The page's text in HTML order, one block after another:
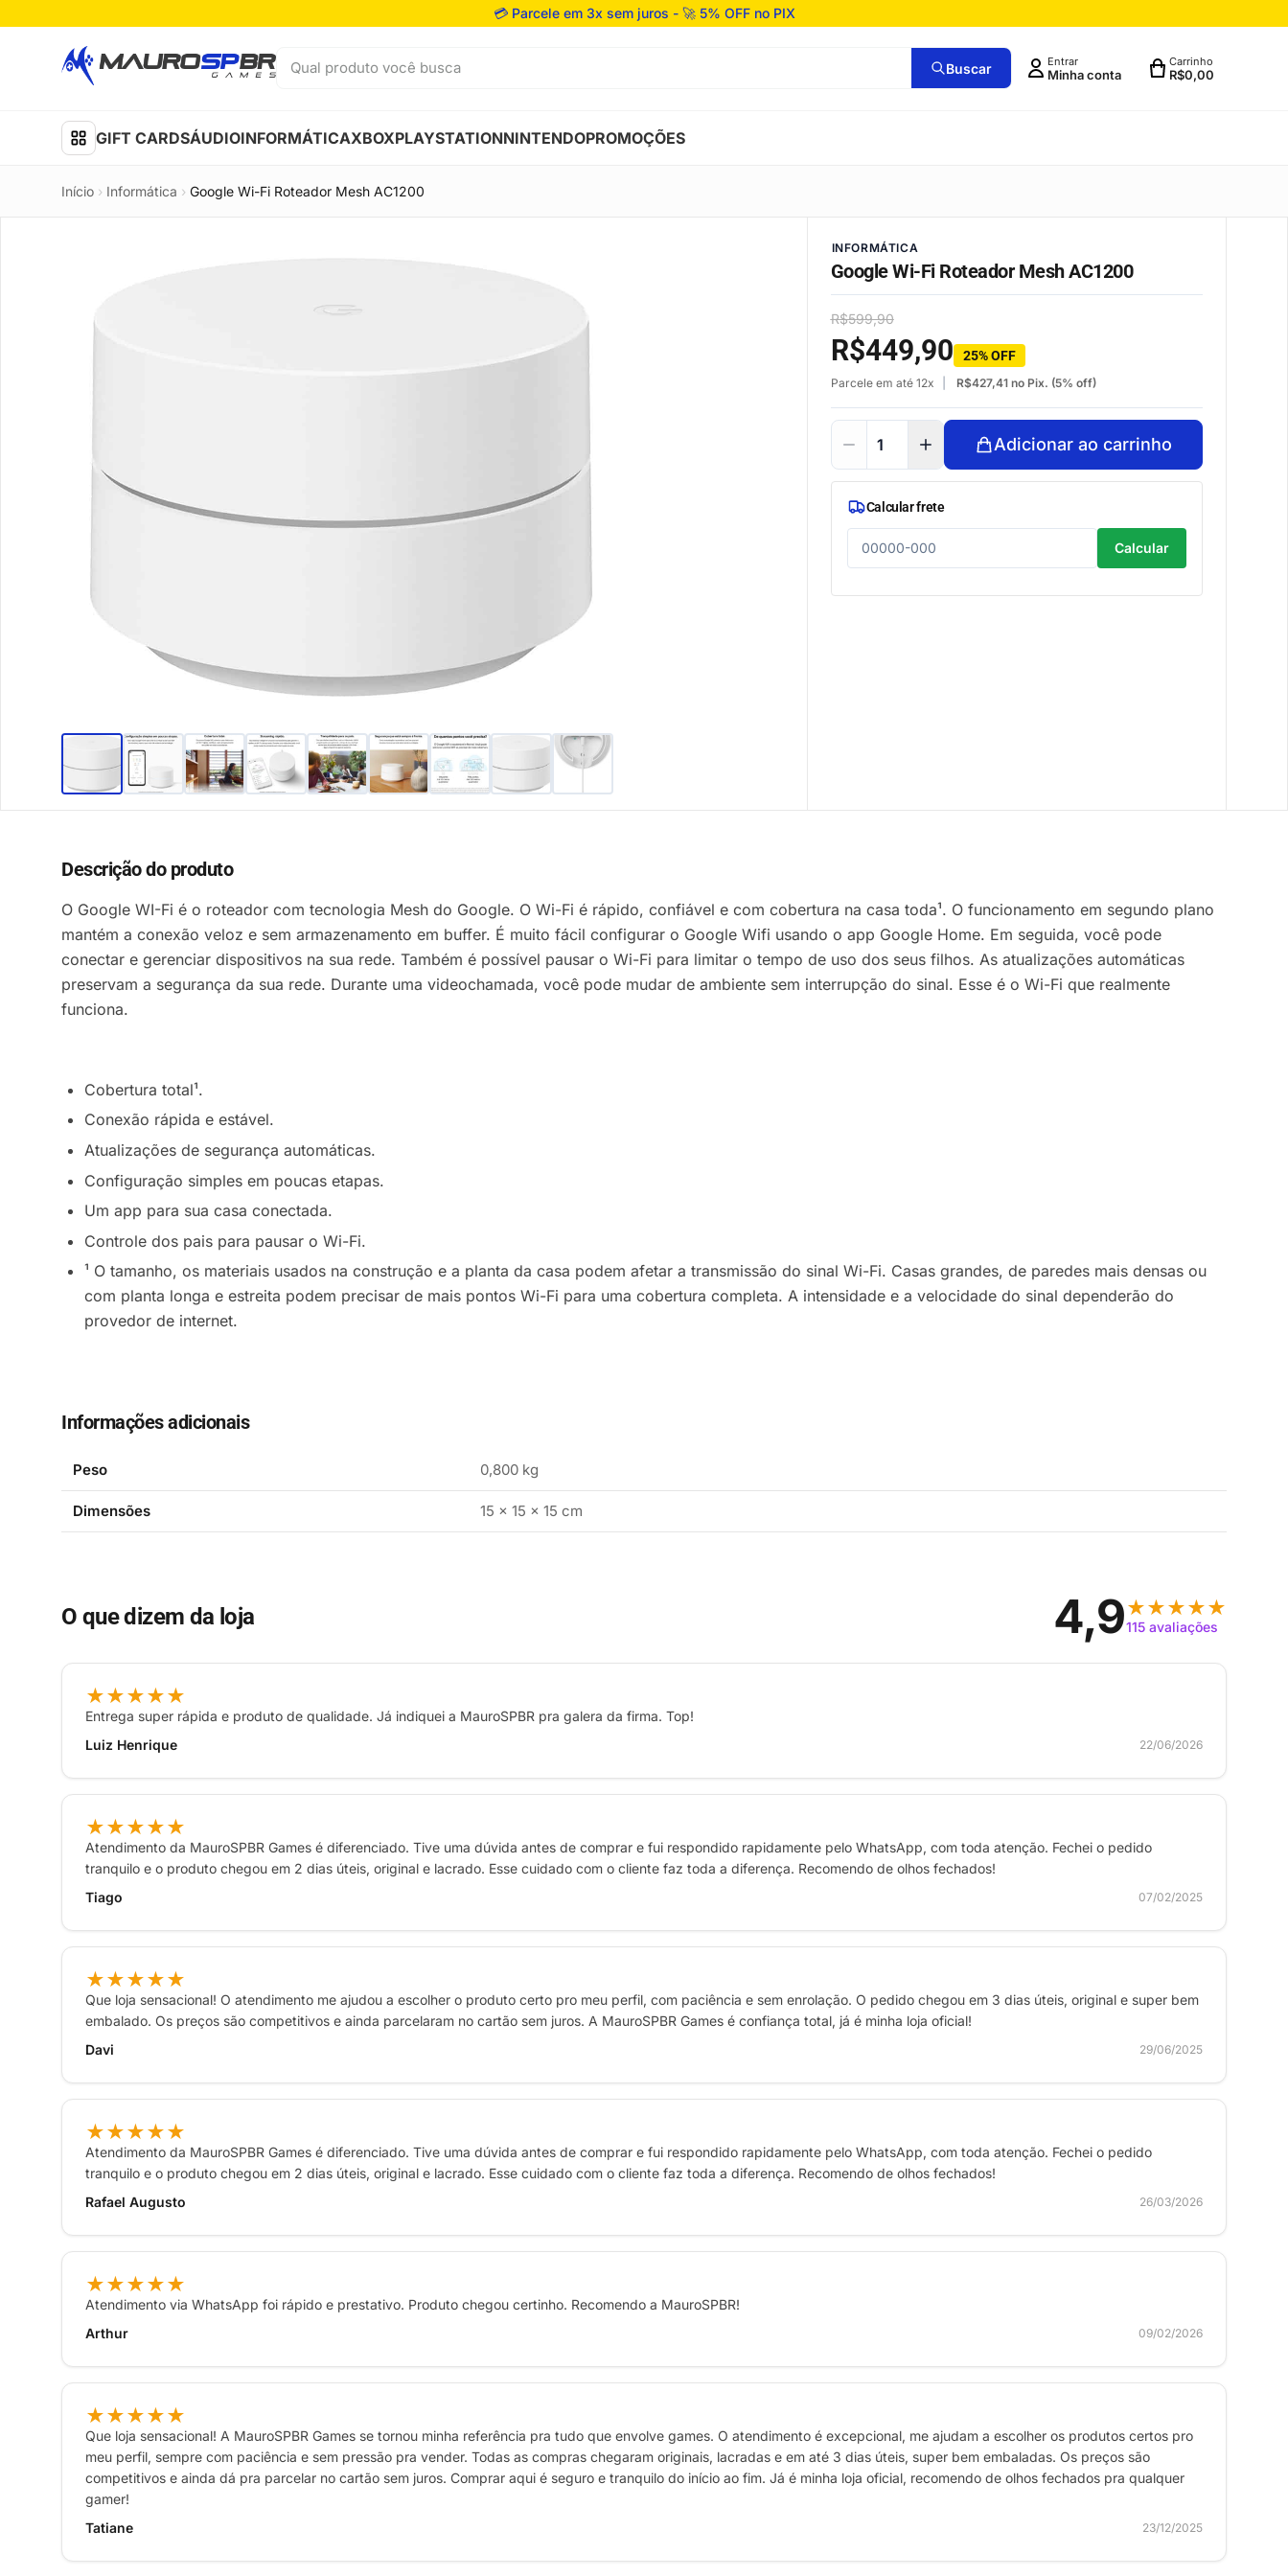
💳 Parcele em 3x sem juros - 🚀 5% OFF no PIX
Qual produto você busca Buscar Entrar
Minha conta
Carrinho
R$0,00
GIFT CARDSÁUDIOINFORMÁTICAXBOXPLAYSTATIONNINTENDOPROMOÇÕES
Início › Informática › Google Wi-Fi Roteador Mesh AC1200
INFORMÁTICA
Google Wi-Fi Roteador Mesh AC1200
R$599,90
R$449,90 25% OFF
Parcele em até 12x R$427,41no Pix. (5% off)
Adicionar ao carrinho
Calcular frete
Calcular
Descrição do produto
O Google WI-Fi é o roteador com tecnologia Mesh do Google. O Wi-Fi é rápido, confiável e com cobertura na casa toda¹. O funcionamento em segundo plano
mantém a conexão veloz e sem armazenamento em buffer. É muito fácil configurar o Google Wifi usando o app Google Home. Em seguida, você pode
conectar e gerenciar dispositivos na sua rede. Também é possível pausar o Wi-Fi para limitar o tempo de uso dos seus filhos. As atualizações automáticas
preservam a segurança da sua rede. Durante uma videochamada, você pode mudar de ambiente sem interrupção do sinal. Esse é o Wi-Fi que realmente
funciona.
Cobertura total¹.
Conexão rápida e estável.
Atualizações de segurança automáticas.
Configuração simples em poucas etapas.
Um app para sua casa conectada.
Controle dos pais para pausar o Wi-Fi.
¹ O tamanho, os materiais usados na construção e a planta da casa podem afetar a transmissão do sinal Wi-Fi. Casas grandes, de paredes mais densas ou
com planta longa e estreita podem precisar de mais pontos Wi-Fi para uma cobertura completa. A intensidade e a velocidade do sinal dependerão do
provedor de internet.
Informações adicionais
Peso 0,800 kg
Dimensões 15 × 15 × 15 cm
O que dizem da loja 4,9★★★★★
115 avaliações
★★★★★
Entrega super rápida e produto de qualidade. Já indiquei a MauroSPBR pra galera da firma. Top!
Luiz Henrique
22/06/2026
★★★★★
Atendimento da MauroSPBR Games é diferenciado. Tive uma dúvida antes de comprar e fui respondido rapidamente pelo WhatsApp, com toda atenção. Fechei o pedido
tranquilo e o produto chegou em 2 dias úteis, original e lacrado. Esse cuidado com o cliente faz toda a diferença. Recomendo de olhos fechados!
Tiago
07/02/2025
★★★★★
Que loja sensacional! O atendimento me ajudou a escolher o produto certo pro meu perfil, com paciência e sem enrolação. O pedido chegou em 3 dias úteis, original e super bem
embalado. Os preços são competitivos e ainda parcelaram no cartão sem juros. A MauroSPBR Games é confiança total, já é minha loja oficial!
Davi
29/06/2025
★★★★★
Atendimento da MauroSPBR Games é diferenciado. Tive uma dúvida antes de comprar e fui respondido rapidamente pelo WhatsApp, com toda atenção. Fechei o pedido
tranquilo e o produto chegou em 2 dias úteis, original e lacrado. Esse cuidado com o cliente faz toda a diferença. Recomendo de olhos fechados!
Rafael Augusto
26/03/2026
★★★★★
Atendimento via WhatsApp foi rápido e prestativo. Produto chegou certinho. Recomendo a MauroSPBR!
Arthur
09/02/2026
★★★★★
Que loja sensacional! A MauroSPBR Games se tornou minha referência pra tudo que envolve games. O atendimento é excepcional, me ajudam a escolher os produtos certos pro
meu perfil, sempre com paciência e sem pressão pra vender. Todas as compras chegaram originais, lacradas e em até 3 dias úteis, super bem embaladas. Os preços são
competitivos e ainda dá pra parcelar no cartão sem juros. Comprar aqui é seguro e tranquilo do início ao fim. Já é minha loja oficial, recomendo de olhos fechados pra qualquer
gamer!
Tatiane
23/12/2025